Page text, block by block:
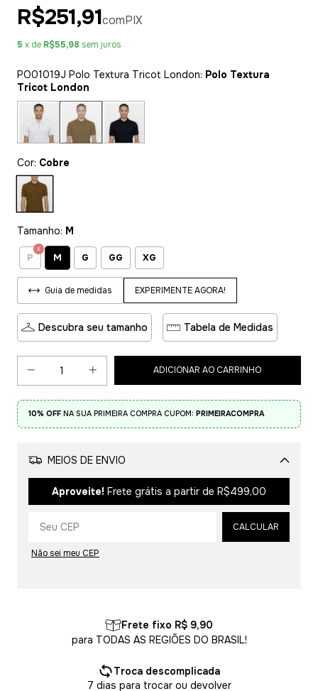
R$251,91comPIX
5 x de R$55,98 sem juros
PO01019J Polo Textura Tricot London: Polo Textura
Tricot London
Cor: Cobre
Tamanho: M
P M G GG XG
Guia de medidas EXPERIMENTE AGORA!
Descubra seu tamanho Tabela de Medidas
10% OFF NA SUA PRIMEIRA COMPRA CUPOM: PRIMEIRACOMPRA
MEIOS DE ENVIO
Aproveite! Frete grátis a partir de R$499,00
CALCULAR
Não sei meu CEP
Frete fixo R$ 9,90
para TODAS AS REGIÕES DO BRASIL!
Troca descomplicada
7 dias para trocar ou devolver